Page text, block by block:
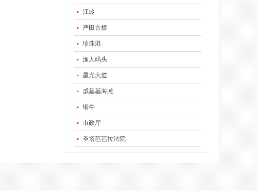
江岭
严田古樟
珍珠港
渔人码头
星光大道
威基基海滩
铜牛
市政厅
圣塔芭芭拉法院